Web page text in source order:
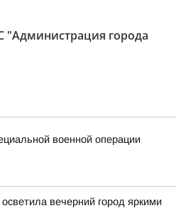
"Администрация города
военной операции
вечерний город яркими